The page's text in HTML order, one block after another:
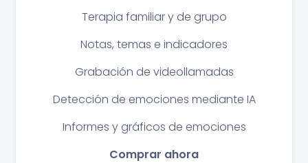
Terapia familiar y de grupo
Notas, temas e indicadores
Grabación de videollamadas
Detección de emociones mediante IA
Informes y gráficos de emociones
Comprar ahora